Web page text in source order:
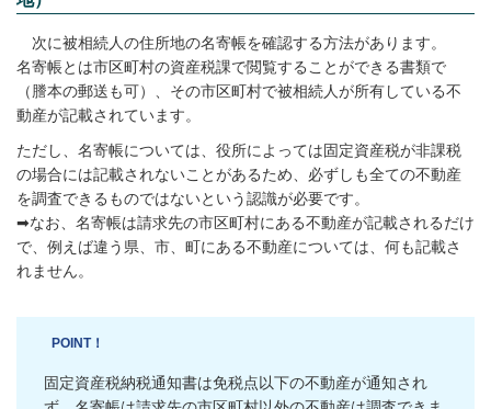
次に被相続人の住所地の名寄帳を確認する方法があります。
名寄帳とは市区町村の資産税課で閲覧することができる書類で
（謄本の郵送も可）、その市区町村で被相続人が所有している不
動産が記載されています。
ただし、名寄帳については、役所によっては固定資産税が非課税
の場合には記載されないことがあるため、必ずしも全ての不動産
を調査できるものではないという認識が必要です。
➡なお、名寄帳は請求先の市区町村にある不動産が記載されるだけ
で、例えば違う県、市、町にある不動産については、何も記載さ
れません。
POINT！
固定資産税納税通知書は免税点以下の不動産が通知され